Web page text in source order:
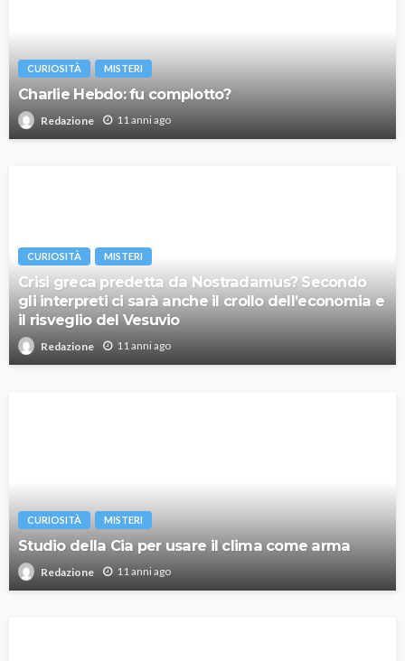
CURIOSITÀ MISTERI
Charlie Hebdo: fu complotto?
Redazione 11 anni ago
CURIOSITÀ MISTERI
Crisi greca predetta da Nostradamus? Secondo
gli interpreti ci sarà anche il crollo dell’economia e
il risveglio del Vesuvio
Redazione 11 anni ago
CURIOSITÀ MISTERI
Studio della Cia per usare il clima come arma
Redazione 11 anni ago